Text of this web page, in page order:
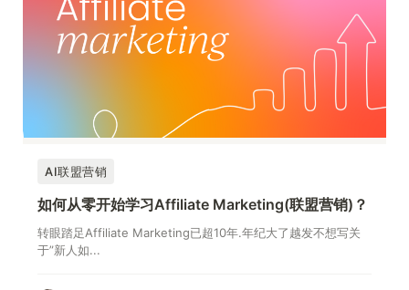
AI联盟营销
如何从零开始学习Affiliate Marketing(联盟营销)？
转眼踏足Affiliate Marketing已超10年.年纪大了越发不想写关
于”新人如...